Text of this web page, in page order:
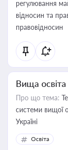
регулювання
відносин та
правовідносин
Вища освіта
Про що тема:
системи вищої
Україні
Освіта